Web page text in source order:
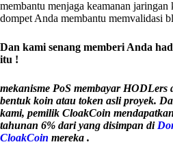
membantu menjaga keamanan jaringan
dompet Anda membantu memvalidasi
Dan kami senang memberi Anda
itu !
mekanisme PoS membayar HODLers
bentuk koin atau token asli proyek.
kami, pemilik CloakCoin
tahunan 6% dari yang disimpan di
CloakCoin mereka .